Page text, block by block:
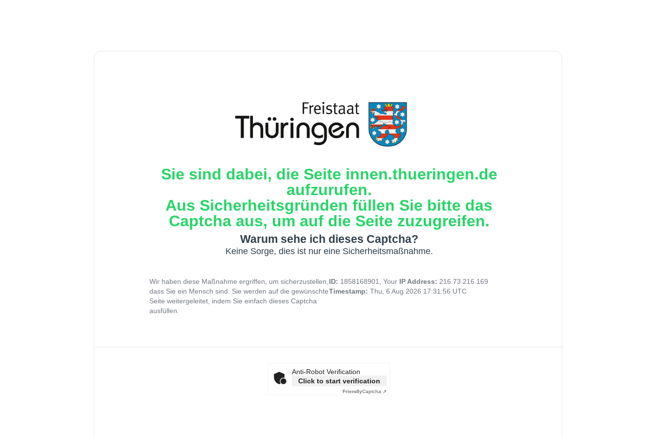
Sie sind dabei, die Seite innen.thueringen.de
aufzurufen.
Aus Sicherheitsgründen füllen Sie bitte das
Captcha aus, um auf die Seite zuzugreifen.
Warum sehe ich dieses Captcha?
Keine Sorge, dies ist nur eine Sicherheitsmaßnahme.
Wir haben diese Maßnahme ergriffen, um sicherzustellen,
dass Sie ein Mensch sind. Sie werden auf die gewünschte
Seite weitergeleitet, indem Sie einfach dieses Captcha
ausfüllen.
ID: 1858168901, Your IP Address: 216.73.216.169
Timestamp: Thu, 6 Aug 2026 17:31:56 UTC
Anti-Robot Verification
Click to start verification
FriendlyCaptcha ⇗